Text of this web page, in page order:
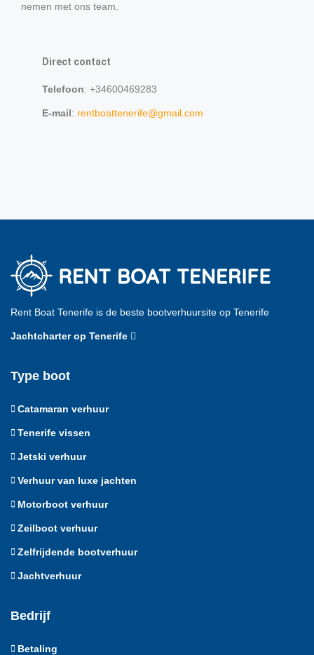
nemen met ons team.
Direct contact
Telefoon: +34600469283
E-mail: rentboattenerife@gmail.com
Rent Boat Tenerife is de beste bootverhuursite op Tenerife
Jachtcharter op Tenerife
Type boot
Catamaran verhuur
Tenerife vissen
Jetski verhuur
Verhuur van luxe jachten
Motorboot verhuur
Zeilboot verhuur
Zelfrijdende bootverhuur
Jachtverhuur
Bedrijf
Betaling